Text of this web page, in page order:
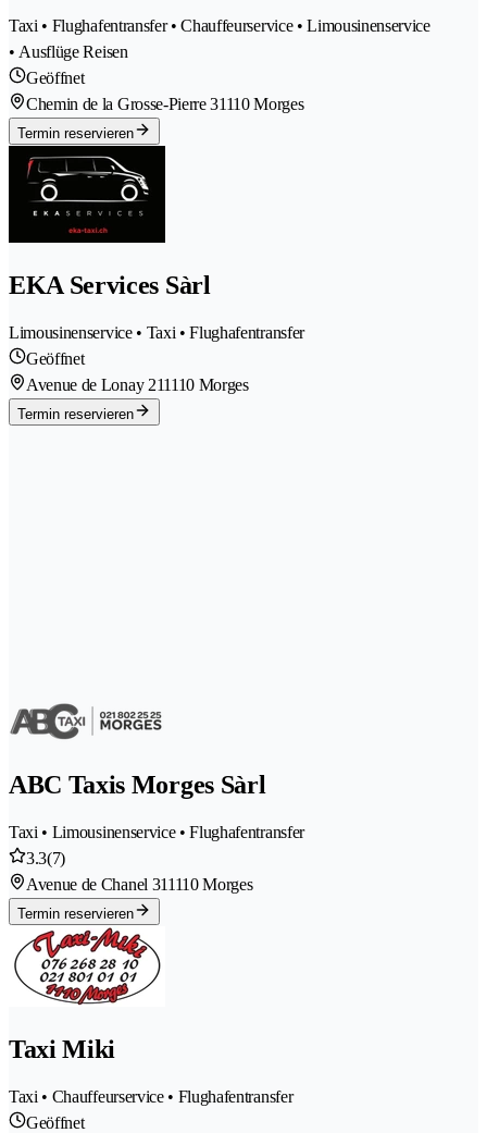
Taxi • Flughafentransfer • Chauffeurservice • Limousinenservice
• Ausflüge Reisen
Geöffnet
Chemin de la Grosse-Pierre 31110 Morges
Termin reservieren
EKA Services Sàrl
Limousinenservice • Taxi • Flughafentransfer
Geöffnet
Avenue de Lonay 211110 Morges
Termin reservieren
ABC Taxis Morges Sàrl
Taxi • Limousinenservice • Flughafentransfer
3.3(7)
Avenue de Chanel 311110 Morges
Termin reservieren
Taxi Miki
Taxi • Chauffeurservice • Flughafentransfer
Geöffnet